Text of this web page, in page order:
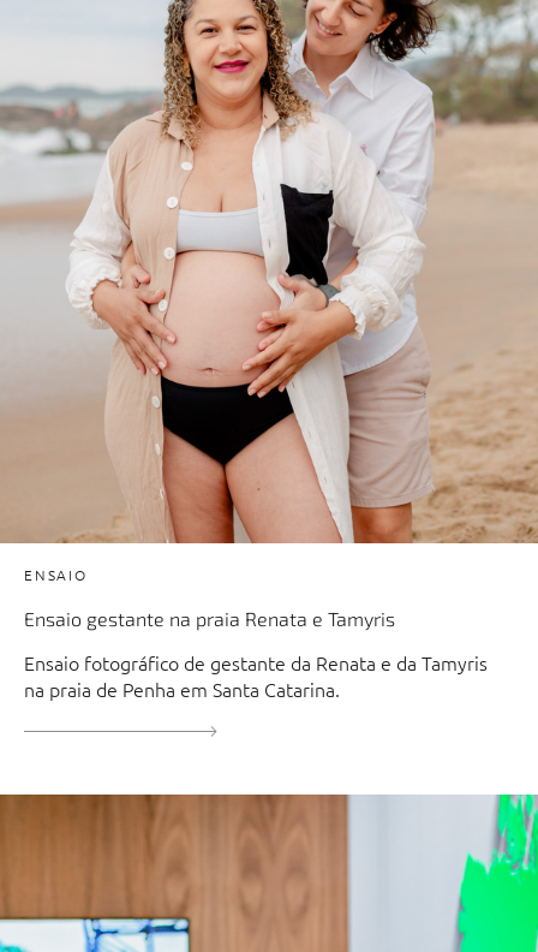
ENSAIO
Ensaio gestante na praia Renata e Tamyris
Ensaio fotográfico de gestante da Renata e da Tamyris
na praia de Penha em Santa Catarina.